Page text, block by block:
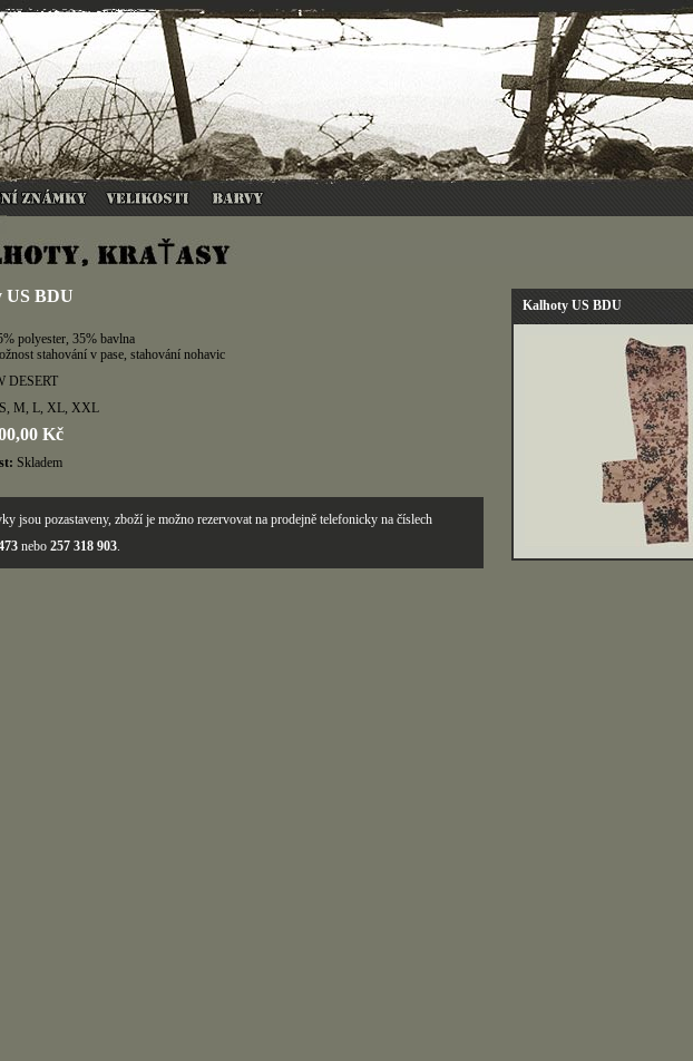
Kalhoty US BDU
US BDU
polyester, 35% bavlna
stahování v pase, stahování nohavic
DESERT
S, M, L, XL, XXL
Kč
Skladem
jsou pozastaveny, zboží je možno rezervovat na prodejně telefonicky na číslech
nebo 257 318 903.